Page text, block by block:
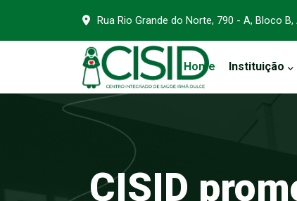
Rua Rio Grande do Norte, 790 - A, Bloco B,
Home Instituição
CISID